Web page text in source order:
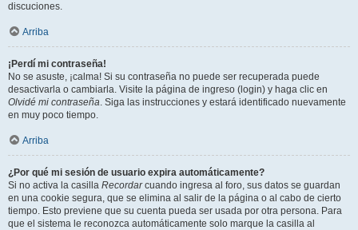
discuciones.
Arriba
¡Perdí mi contraseña!
No se asuste, ¡calma! Si su contraseña no puede ser recuperada puede
desactivarla o cambiarla. Visite la página de ingreso (login) y haga clic en
Olvidé mi contraseña. Siga las instrucciones y estará identificado nuevamente
en muy poco tiempo.
Arriba
¿Por qué mi sesión de usuario expira automáticamente?
Si no activa la casilla Recordarcuando ingresa al foro, sus datos se guardan
en una cookie segura, que se elimina al salir de la página o al cabo de cierto
tiempo. Esto previene que su cuenta pueda ser usada por otra persona. Para
que el sistema le reconozca automáticamente solo marque la casilla al